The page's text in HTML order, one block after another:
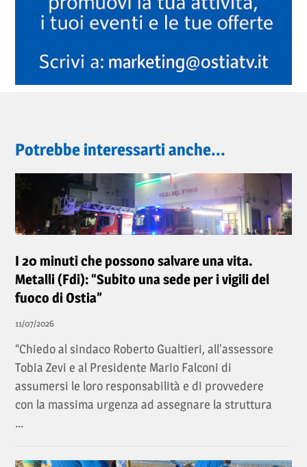
Potrebbe interessarti anche...
I 20 minuti che possono salvare una vita.
Metalli (Fdi): “Subito una sede per i vigili del
fuoco di Ostia”
11/07/2026
“Chiedo al sindaco Roberto Gualtieri, all'assessore
Tobia Zevi e al Presidente Mario Falconi di
assumersi le loro responsabilità e di provvedere
con la massima urgenza ad assegnare la struttura
...